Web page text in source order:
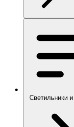
Светильники